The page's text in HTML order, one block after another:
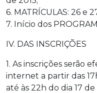
6. MATRÍCULAS: 26 e
7. Início dos
IV. DAS INSCRIÇÕES
1. As inscrições serão
internet a partir das
até às 22h do dia 17